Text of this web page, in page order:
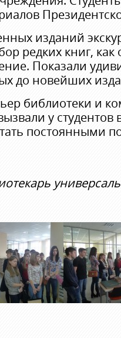
изданий
редких книг,
Показали
до новейших
библиотеки и
у студентов
постоянными